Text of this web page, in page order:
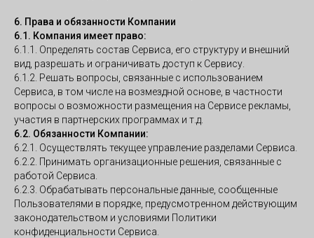
6. Права и обязанности Компании
6.1. Компания имеет право:
6.1.1. Определять состав Сервиса, его структуру и внешний
вид, разрешать и ограничивать доступ к Сервису.
6.1.2. Решать вопросы, связанные с использованием
Сервиса, в том числе на возмездной основе, в частности
вопросы о возможности размещения на Сервисе рекламы,
участия в партнерских программах и т.д.
6.2. Обязанности Компании:
6.2.1. Осуществлять текущее управление разделами Сервиса.
6.2.2. Принимать организационные решения, связанные с
работой Сервиса.
6.2.3. Обрабатывать персональные данные, сообщенные
Пользователями в порядке, предусмотренном действующим
законодательством и условиями Политики
конфиденциальности Сервиса.